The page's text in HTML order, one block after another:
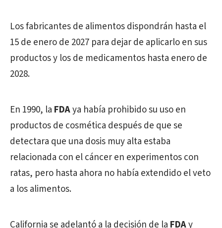
Los fabricantes de alimentos dispondrán hasta el
15 de enero de 2027 para dejar de aplicarlo en sus
productos y los de medicamentos hasta enero de
2028.
En 1990, la FDAya había prohibido su uso en
productos de cosmética después de que se
detectara que una dosis muy alta estaba
relacionada con el cáncer en experimentos con
ratas, pero hasta ahora no había extendido el veto
a los alimentos.
California se adelantó a la decisión de la FDAy